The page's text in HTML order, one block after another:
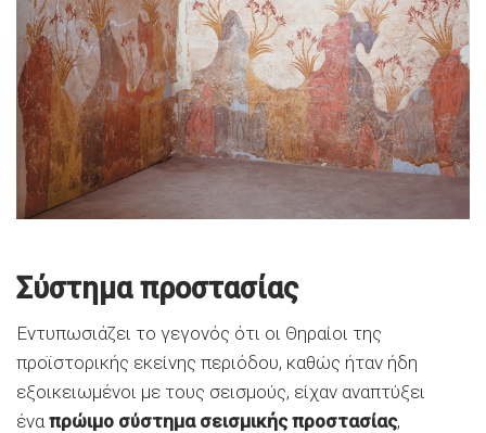
Σύστημα προστασίας
Εντυπωσιάζει το γεγονός ότι οι Θηραίοι της
προϊστορικής εκείνης περιόδου, καθώς ήταν ήδη
εξοικειωμένοι με τους σεισμούς, είχαν αναπτύξει
ένα πρώιμο σύστημα σεισμικής προστασίας,